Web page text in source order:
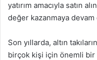
yatırım amacıyla satın
değer kazanmaya
Son yıllarda, altın
birçok kişi için önemli bir